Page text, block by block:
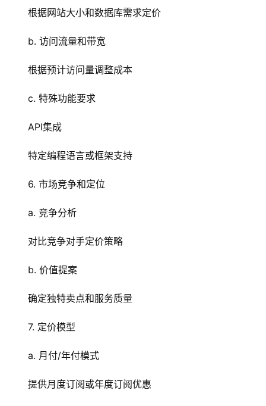
根据网站大小和数据库需求定价
b. 访问流量和带宽
根据预计访问量调整成本
c. 特殊功能要求
API集成
特定编程语言或框架支持
6. 市场竞争和定位
a. 竞争分析
对比竞争对手定价策略
b. 价值提案
确定独特卖点和服务质量
7. 定价模型
a. 月付/年付模式
提供月度订阅或年度订阅优惠